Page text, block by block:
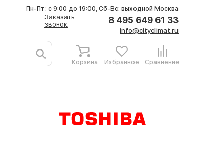
Заказать
звонок
8 495 649 61 33
info@cityclimat.ru
Пн-Пт: с 9:00 до 19:00, Сб-Вс: выходной Москва
Корзина Избранное Сравнение